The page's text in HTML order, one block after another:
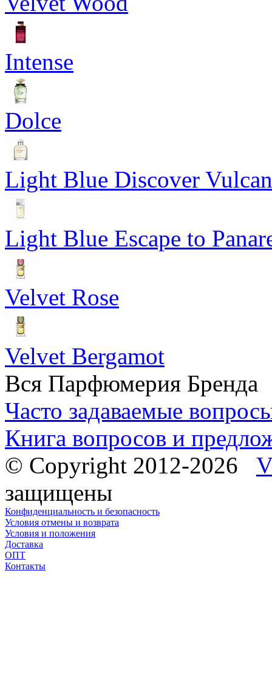
Intense
Dolce
Light Blue Discover
Light Blue Escape to
Velvet Rose
Velvet Bergamot
Вся Парфюмерия Бренда
Часто задаваемые
Книга вопросов и
© Copyright 2012-2026
защищены
Конфиденциальность и безопасность
Условия отмены и возврата
Условия и положения
Доставка
ОПТ
Контакты